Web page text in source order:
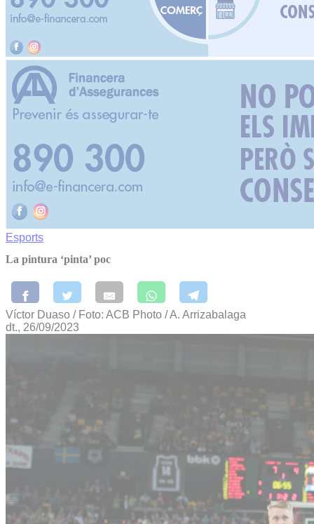
Esports
La pintura ‘pinta’ poc
Víctor Duaso / Foto: ACB Photo / A. Arrizabalaga
dt., 26/09/2023